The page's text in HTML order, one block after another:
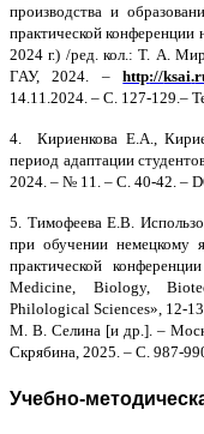
производства и
практической конференции
2024 г.) /ред. кол.: Т. А.
ГАУ, 2024. –http://ksai.
14.11.2024. – С. 127-129.–
4. Кириенкова Е.А.,
период адаптации
2024. – № 11. – С. 40-42. –
5. Тимофеева Е.В.
при обучении немецкому
практической
Medicine
Biology,
Philological Sciences», 12-
М. В. Селина [и др.].–
Скрябина, 2025. – С. 987-
Учебно-